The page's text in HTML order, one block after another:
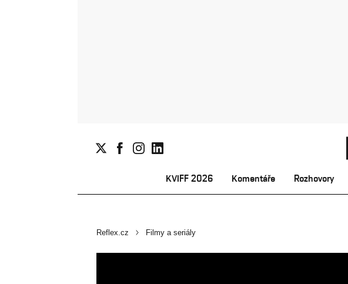
KVIFF 2026 Komentáře Rozhovory
Reflex.cz Filmy a seriály